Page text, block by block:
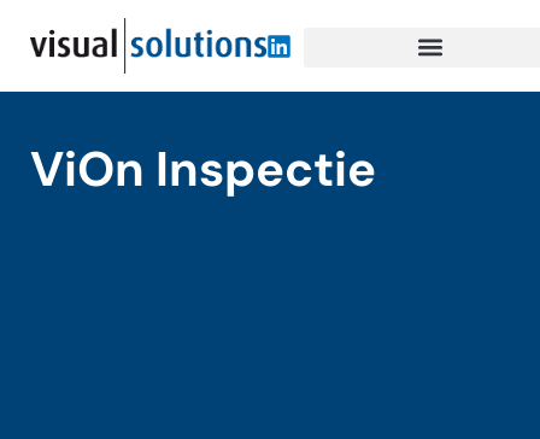
ViOn Inspectie